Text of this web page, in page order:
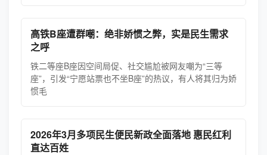
高铁B座遭群嘲：绝非娇惯之弊，实是民生需求
之呼
铁二等座B座因空间局促、社交尴尬被网友嘲为“三等
座”，引发“宁愿站票也不坐B座”的热议，有人将其归为娇
惯毛
2026年3月多项民生便民新政全面落地 惠民红利
直达百姓